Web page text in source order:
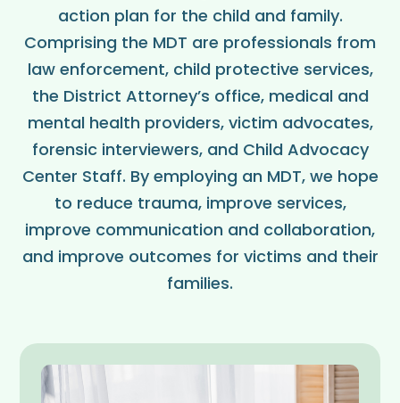
action plan for the child and family.
Comprising the MDT are professionals from
law enforcement, child protective services,
the District Attorney’s office, medical and
mental health providers, victim advocates,
forensic interviewers, and Child Advocacy
Center Staff. By employing an MDT, we hope
to reduce trauma, improve services,
improve communication and collaboration,
and improve outcomes for victims and their
families.